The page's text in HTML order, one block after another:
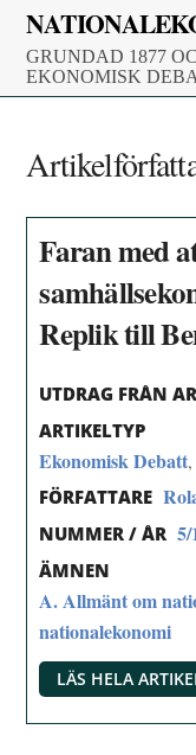
Skip
content
GRUNDAD 1877
EKONOMISK
Faran med
Replik till
UTDRAG FRÅN
ARTIKELTYP
Ekonomisk Debatt
FÖRFATTARE
NUMMER / ÅR
ÄMNEN
A. Allmänt om
nationalekonomi
LÄS HELA